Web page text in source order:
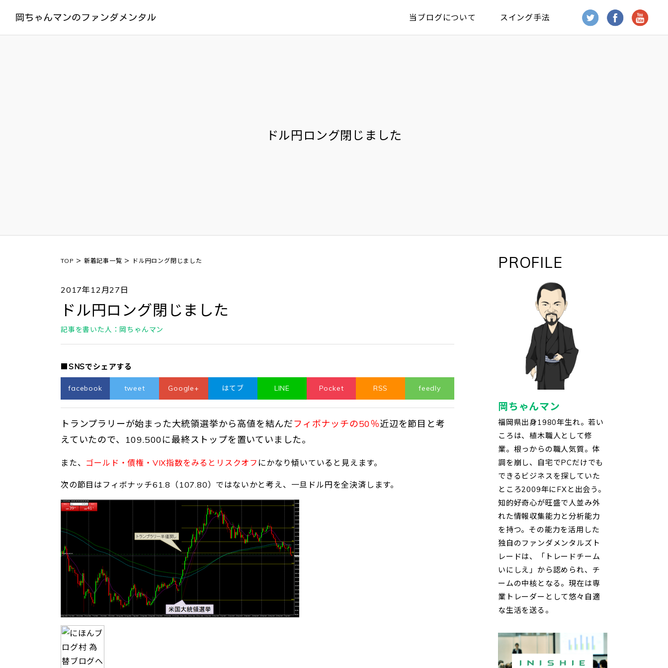
当ブログについて スイング手法
ドル円ロング閉じました
TOP > 新着記事一覧 > ドル円ロング閉じました
2017年12月27日
ドル円ロング閉じました
記事を書いた人：岡ちゃんマン
■SNSでシェアする
facebook tweet Google+ はてブ LINE Pocket RSS feedly
トランプラリーが始まった大統領選挙から高値を結んだフィボナッチの50％近辺を節目と考
えていたので、109.500に最終ストップを置いていました。
また、 ゴールド・債権・VIX指数をみるとリスクオフ にかなり傾いていると見えます。
次の節目はフィボナッチ61.8（107.80）ではないかと考え、一旦ドル円を全決済します。
PROFILE
岡ちゃんマン
福岡県出身1980年生れ。若い
ころは、植木職人として修
業。根っからの職人気質。体
調を崩し、自宅でPCだけでも
できるビジネスを探していた
ところ2009年にFXと出会う。
知的好奇心が旺盛で人並み外
れた情報収集能力と分析能力
を持つ。その能力を活用した
独自のファンダメンタルズト
レードは、「トレードチーム
いにしえ」から認められ、チ
ームの中核となる。現在は専
業トレーダーとして悠々自適
な生活を送る。